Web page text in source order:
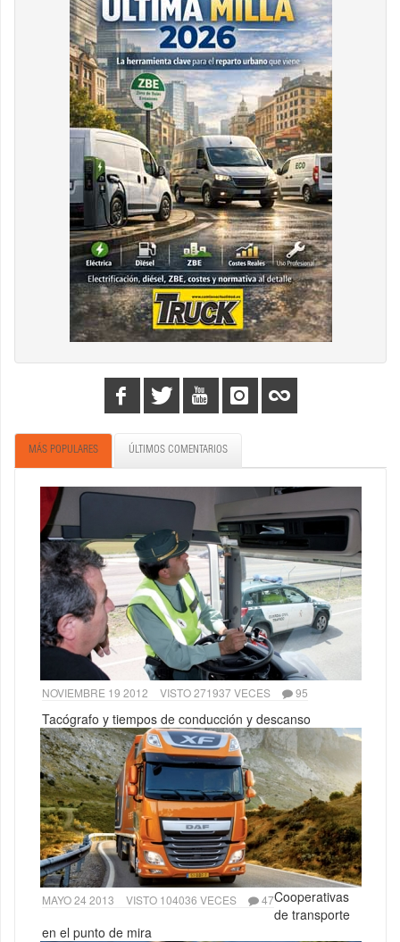
MÁS POPULARES ÚLTIMOS COMENTARIOS
NOVIEMBRE 19 2012 VISTO 271937 VECES 95
Tacógrafo y tiempos de conducción y descanso
MAYO 24 2013 VISTO 104036 VECES 47Cooperativas
de transporte
en el punto de mira